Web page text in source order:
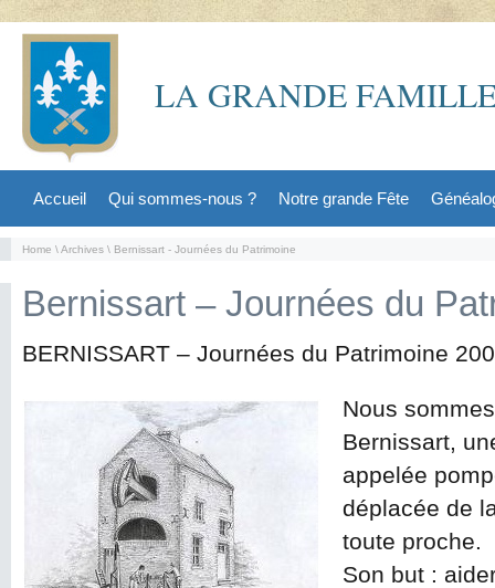
LA GRANDE
Accueil Qui sommes-nous ? Notre grande Fête
Home \Archives \ Bernissart - Journées du Patrimoine
Bernissart – Journées du
BERNISSART – Journées du Patrimoine
Nous
Bernissart,
appelée
déplacée de
toute proche.
Son but :